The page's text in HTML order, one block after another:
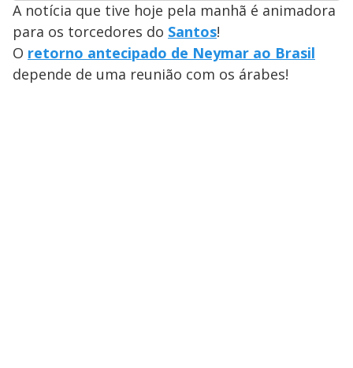
A notícia que tive hoje pela manhã é animadora
para os torcedores do Santos!
O retorno antecipado de Neymar ao Brasil
depende de uma reunião com os árabes!